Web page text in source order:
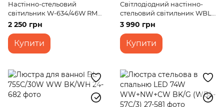
Настінно-стельовий
світильник W-634/46W RM
WW+NW+CW
2 250 грн
Купити
Світлодіодний настінно-
стельовий світильник WBL-
41C/130W
3 990 грн
Купити